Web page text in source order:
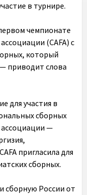
в турнире.
чемпионате
(CAFA) с
который
приводит слова
для участия в
сборных
—
пригласила для
сборных.
сборную России от